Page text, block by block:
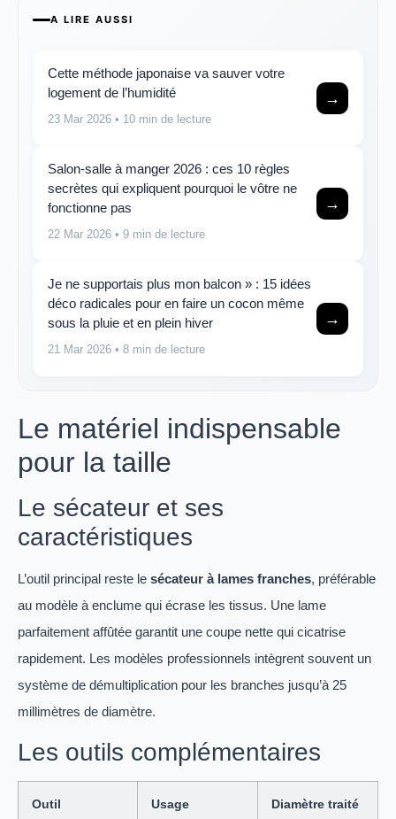
A LIRE AUSSI
Cette méthode japonaise va sauver votre
logement de l’humidité
23 Mar 2026 • 10 min de lecture
→
Salon-salle à manger 2026 : ces 10 règles
secrètes qui expliquent pourquoi le vôtre ne
fonctionne pas
22 Mar 2026 • 9 min de lecture
→
Je ne supportais plus mon balcon » : 15 idées
déco radicales pour en faire un cocon même
sous la pluie et en plein hiver
21 Mar 2026 • 8 min de lecture
→
Le matériel indispensable
pour la taille
Le sécateur et ses
caractéristiques
L’outil principal reste le sécateur à lames franches, préférable
au modèle à enclume qui écrase les tissus. Une lame
parfaitement affûtée garantit une coupe nette qui cicatrise
rapidement. Les modèles professionnels intègrent souvent un
système de démultiplication pour les branches jusqu’à 25
millimètres de diamètre.
Les outils complémentaires
Outil Usage Diamètre traité